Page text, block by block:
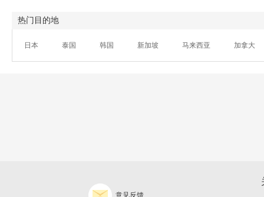
热门目的地
日本 泰国 韩国 新加坡 马来西亚 加拿大
意见反馈